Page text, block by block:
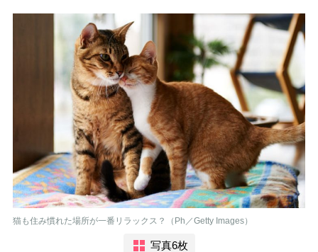
猫も住み慣れた場所が一番リラックス？（Ph／Getty Images）
写真6枚